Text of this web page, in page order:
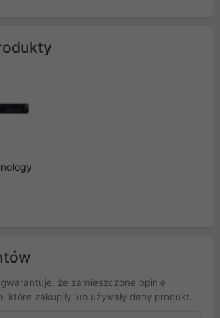
gwarantuje, że zamieszczone opinie
które zakupiły lub używały dany produkt.